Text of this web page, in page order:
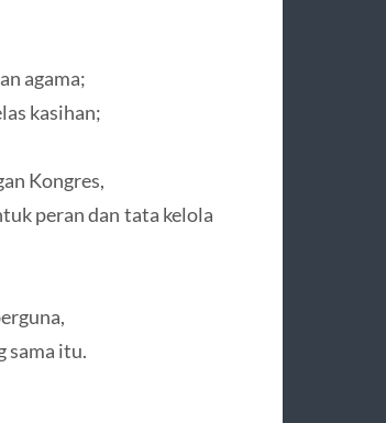
agama;
kasihan;
Kongres,
peran dan tata kelola
sama itu.